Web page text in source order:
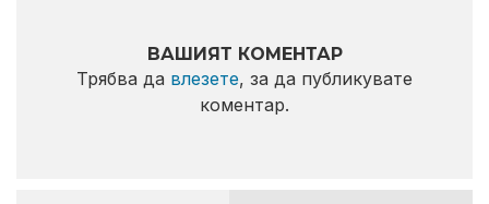
ВАШИЯТ КОМЕНТАР
Трябва да влезете, за да публикувате
коментар.